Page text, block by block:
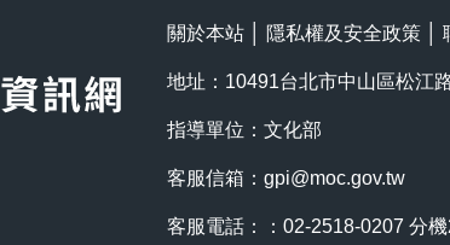
關於本站 隱私權及安全政策
地址：10491台北市中山區松江
指導單位：文化部
客服信箱： gpi@moc.gov.tw
客服電話：：02-2518-0207 分